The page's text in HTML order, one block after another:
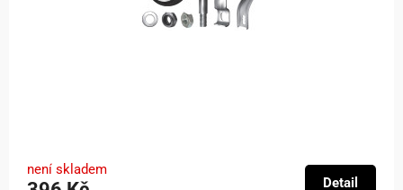
není skladem
Detail